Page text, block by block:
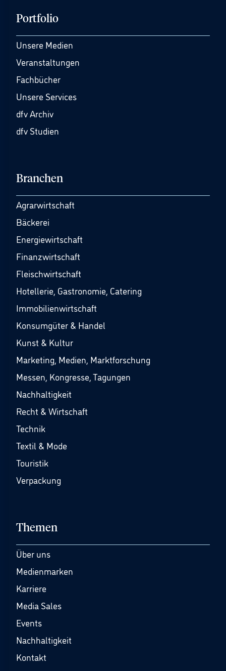
Portfolio
Unsere Medien
Veranstaltungen
Fachbücher
Unsere Services
dfv Archiv
dfv Studien
Branchen
Agrarwirtschaft
Bäckerei
Energiewirtschaft
Finanzwirtschaft
Fleischwirtschaft
Hotellerie, Gastronomie, Catering
Immobilienwirtschaft
Konsumgüter & Handel
Kunst & Kultur
Marketing, Medien, Marktforschung
Messen, Kongresse, Tagungen
Nachhaltigkeit
Recht & Wirtschaft
Technik
Textil & Mode
Touristik
Verpackung
Themen
Über uns
Medienmarken
Karriere
Media Sales
Events
Nachhaltigkeit
Kontakt